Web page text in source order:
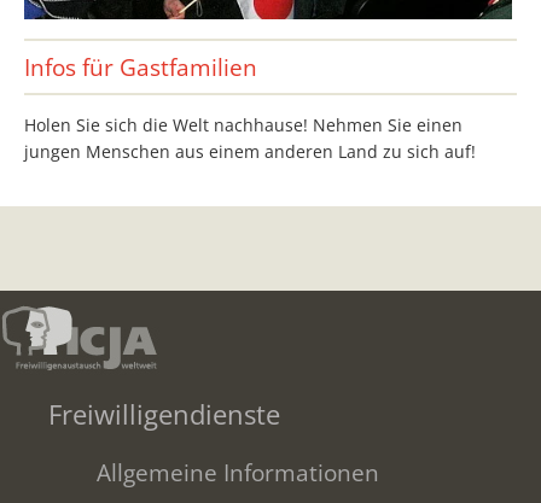
Infos für Gastfamilien
Holen Sie sich die Welt nachhause! Nehmen Sie einen
jungen Menschen aus einem anderen Land zu sich auf!
Freiwilligendienste
Allgemeine Informationen